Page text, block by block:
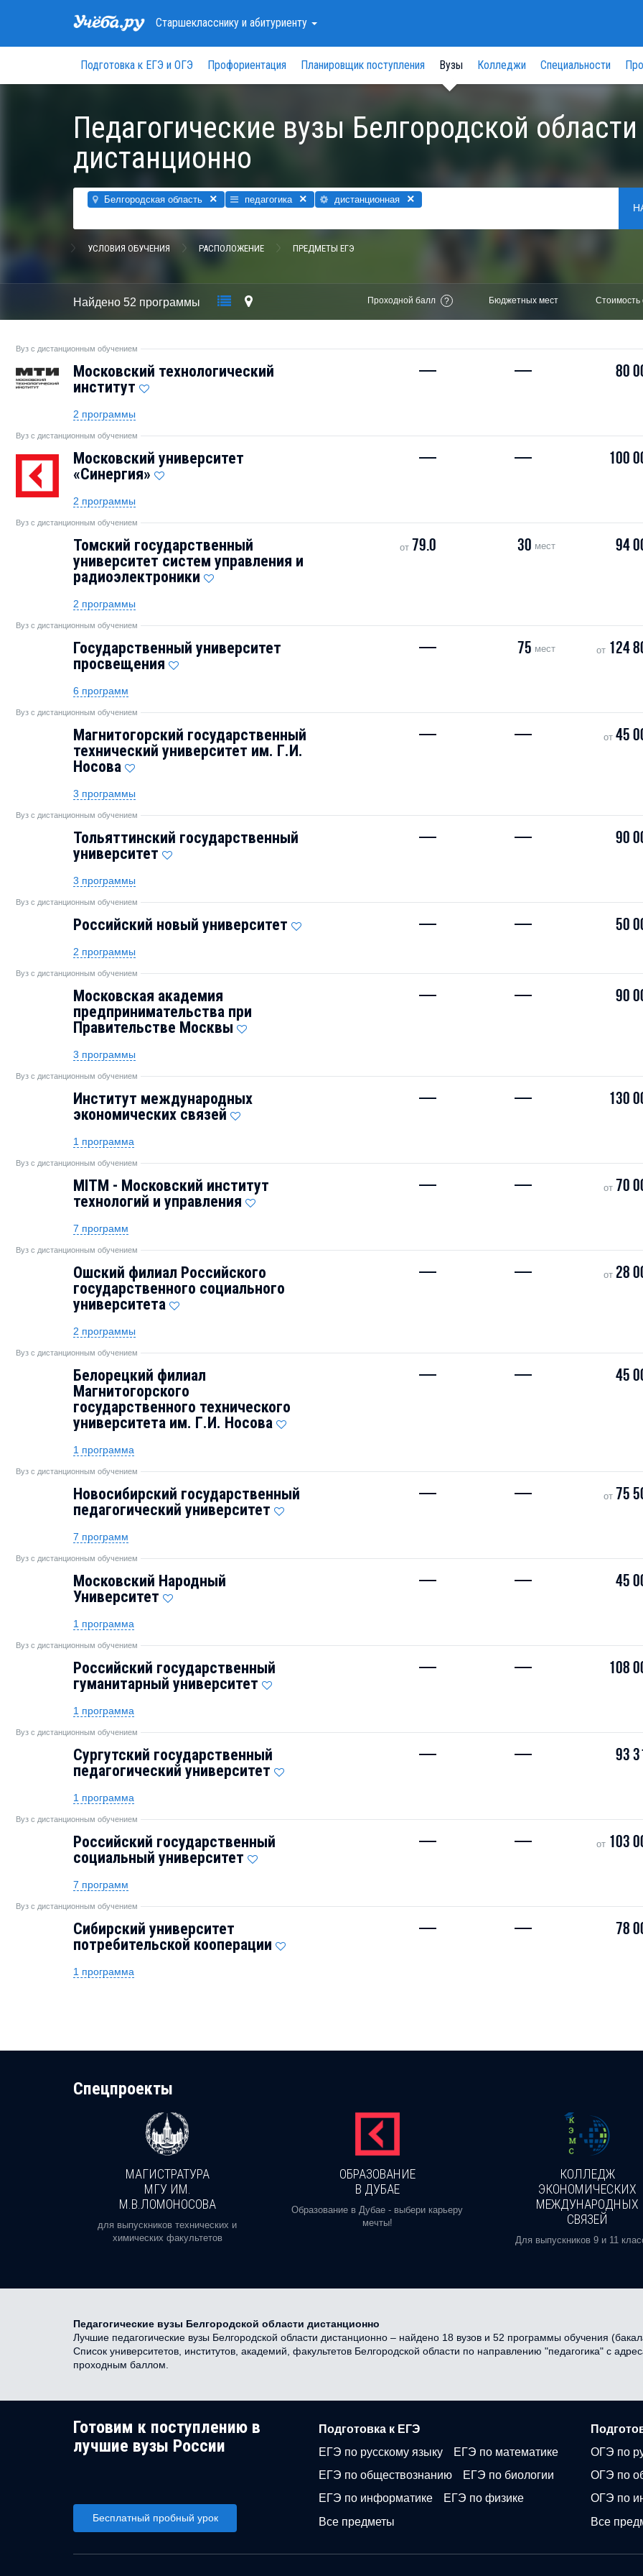
Старшеклассникуи абитуриенту
Подготовка к ЕГЭ и ОГЭ Профориентация Планировщик поступления Вузы Колледжи Специальности
Педагогические вузы Белгородской области
дистанционно
Белгородская область × педагогика × дистанционная ×
УСЛОВИЯ ОБУЧЕНИЯ РАСПОЛОЖЕНИЕ ПРЕДМЕТЫ ЕГЭ
Найдено 52 программы Проходной балл ? Бюджетных мест Стоимость
Вуз с дистанционным обучением
Московский технологический
институт
— — 80
2 программы
Вуз с дистанционным обучением
Московский университет
«Синергия»
— — 100
2 программы
Вуз с дистанционным обучением
Томский государственный
университет систем управления и
радиоэлектроники
от 79.0 30 мест 94
2 программы
Вуз с дистанционным обучением
Государственный университет
просвещения
— 75 мест от 124
6 программ
Вуз с дистанционным обучением
Магнитогорский государственный
технический университет им. Г.И.
Носова
— — от 45
3 программы
Вуз с дистанционным обучением
Тольяттинский государственный
университет
— — 90
3 программы
Вуз с дистанционным обучением
Российский новый университет — — 50
2 программы
Вуз с дистанционным обучением
Московская академия
предпринимательства при
Правительстве Москвы
— — 90
3 программы
Вуз с дистанционным обучением
Институт международных
экономических связей
— — 130
1 программа
Вуз с дистанционным обучением
MITM - Московский институт
технологий и управления
— — от 70
7 программ
Вуз с дистанционным обучением
Ошский филиал Российского
государственного социального
университета
— — от 28
2 программы
Вуз с дистанционным обучением
Белорецкий филиал
Магнитогорского
государственного технического
университета им. Г.И. Носова
— — 45
1 программа
Вуз с дистанционным обучением
Новосибирский государственный
педагогический университет
— — от 75
7 программ
Вуз с дистанционным обучением
Московский Народный
Университет
— — 45
1 программа
Вуз с дистанционным обучением
Российский государственный
гуманитарный университет
— — 108
1 программа
Вуз с дистанционным обучением
Сургутский государственный
педагогический университет
— — 93
1 программа
Вуз с дистанционным обучением
Российский государственный
социальный университет
— — от 103
7 программ
Вуз с дистанционным обучением
Сибирский университет
потребительской кооперации
— — 78
1 программа
Cпецпроекты
МАГИСТРАТУРА
МГУ ИМ.
М.В.ЛОМОНОСОВА
для выпускников технических и
химических факультетов
ОБРАЗОВАНИЕ
В ДУБАЕ
Образование в Дубае - выбери карьеру
мечты!
КОЛЛЕДЖ
ЭКОНОМИЧЕСКИХ
МЕЖДУНАРОДНЫХ
СВЯЗЕЙ
Для выпускников 9 и 11
Педагогические вузы Белгородской области дистанционно
Лучшие педагогические вузы Белгородской области дистанционно – найдено 18 вузов и 52 программы обучения
Список университетов, институтов, академий, факультетов Белгородской области по направлению "педагогика" с
проходным баллом.
Готовим к поступлению в
лучшие вузы России
Бесплатный пробный урок
Подготовка к ЕГЭ
ЕГЭ по русскому языку
ЕГЭ по математике
ЕГЭ по обществознанию
ЕГЭ по биологии
ЕГЭ по информатике
ЕГЭ по физике
Все предметы
ОГЭ по
ОГЭ по
ОГЭ по
Все